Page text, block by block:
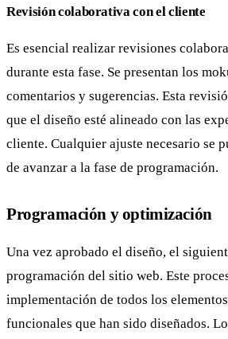
Revisión colaborativa con el cliente
Es esencial realizar revisiones
durante esta fase. Se presentan los
comentarios y sugerencias. Esta
que el diseño esté alineado con las
cliente. Cualquier ajuste necesario se
de avanzar a la fase de programación.
Programación y optimización
Una vez aprobado el diseño, el
programación del sitio web. Este
implementación de todos los
funcionales que han sido diseñados.